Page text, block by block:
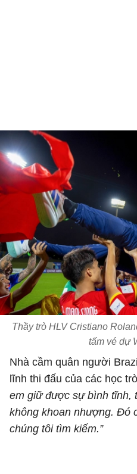
Thầy trò HLV Cristiano
tấm vé dự
Nhà cầm quân người
lĩnh thi đấu của các học
em giữ được sự bình tĩnh,
không khoan nhượng. Đó
chúng tôi tìm kiếm.”